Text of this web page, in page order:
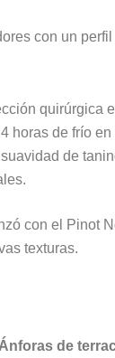
con un
quirúrgica
horas de frío
de
con el Pinot
texturas.
de